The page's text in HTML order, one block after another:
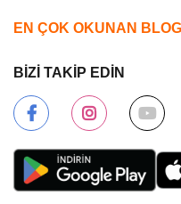
EN ÇOK OKUNAN
BİZİ TAKİP EDİN